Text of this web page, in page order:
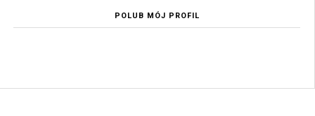
POLUB MÓJ PROFIL